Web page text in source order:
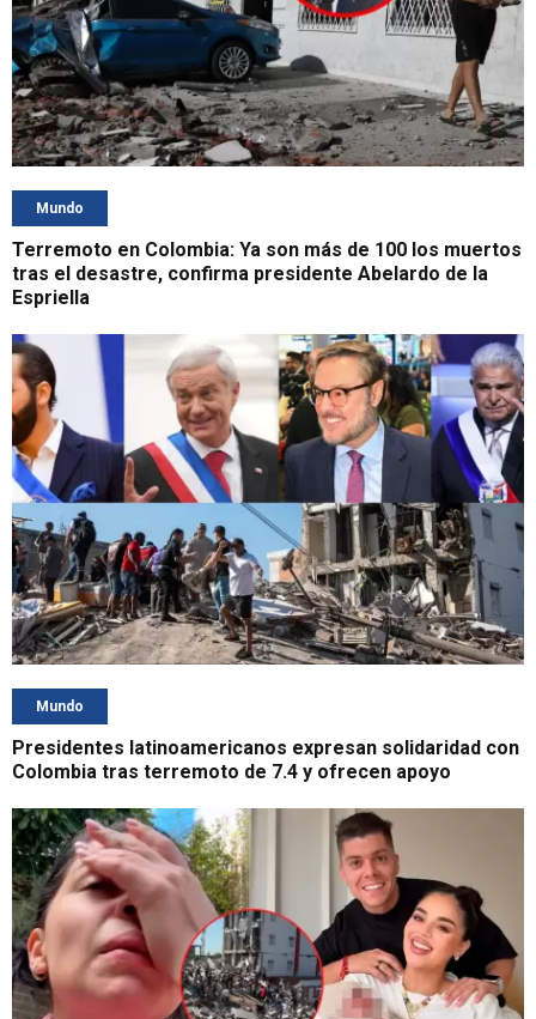
Mundo
Terremoto en Colombia: Ya son más de 100 los muertos
tras el desastre, confirma presidente Abelardo de la
Espriella
Mundo
Presidentes latinoamericanos expresan solidaridad con
Colombia tras terremoto de 7.4 y ofrecen apoyo